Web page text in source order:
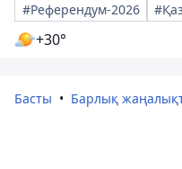
#Референдум-2026
+30°
Басты Барлық